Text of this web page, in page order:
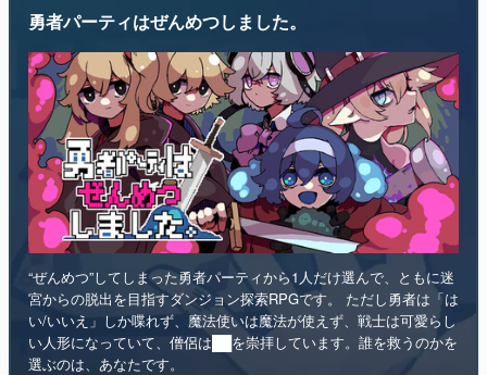
勇者パーティはぜんめつしました。
“ぜんめつ”してしまった勇者パーティから1人だけ選んで、ともに迷
宮からの脱出を目指すダンジョン探索RPGです。 ただし勇者は「は
い/いいえ」しか喋れず、魔法使いは魔法が使えず、戦士は可愛らし
い人形になっていて、僧侶は██を崇拝しています。誰を救うのかを
選ぶのは、あなたです。